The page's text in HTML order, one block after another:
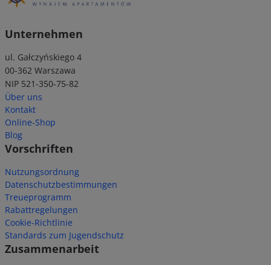
Unternehmen
ul. Gałczyńskiego 4
00-362 Warszawa
NIP 521-350-75-82
Über uns
Kontakt
Online-Shop
Blog
Vorschriften
Nutzungsordnung
Datenschutzbestimmungen
Treueprogramm
Rabattregelungen
Cookie-Richtlinie
Standards zum Jugendschutz
Zusammenarbeit